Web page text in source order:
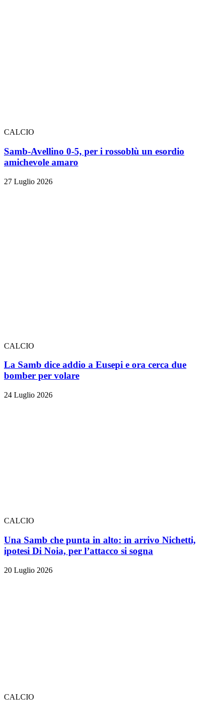
CALCIO
Samb-Avellino 0-5, per i rossoblù un esordio
amichevole amaro
27 Luglio 2026
CALCIO
La Samb dice addio a Eusepi e ora cerca due
bomber per volare
24 Luglio 2026
CALCIO
Una Samb che punta in alto: in arrivo Nichetti,
ipotesi Di Noia, per l’attacco si sogna
20 Luglio 2026
CALCIO